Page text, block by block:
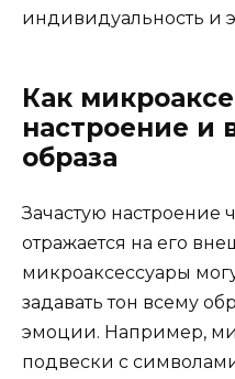
индивидуальность и
Как
настроение и
образа
Зачастую настроение
отражается на его
микроаксессуары
задавать тон всему
эмоции. Например,
подвески с